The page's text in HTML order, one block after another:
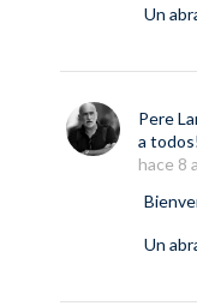
Un
Pere
a
hace 8
Un